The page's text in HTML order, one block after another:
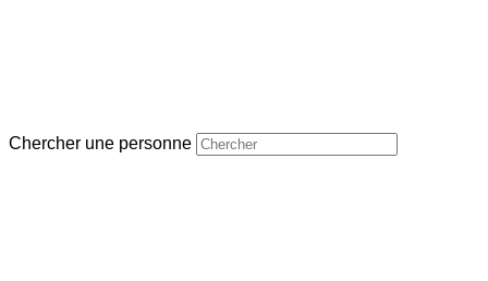
Chercher une personne